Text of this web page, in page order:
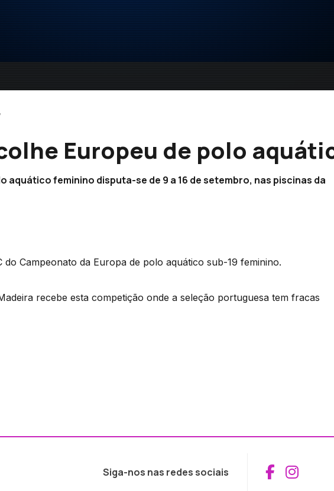
Europeu de polo
aquático feminino disputa-se de 9 a 16 de setembro, nas piscinas da
Campeonato da Europa de polo aquático sub-19 feminino.
recebe esta competição onde a seleção portuguesa tem fracas
Siga-nos nas redes sociais